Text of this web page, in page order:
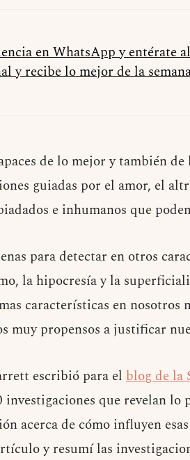
en WhatsApp y
y recibe lo mejor de la
de lo mejor y también
guiadas por el amor, el
e inhumanos que
para detectar en otros
la hipocresía y la
características en nosotros
muy propensos a justificar
escribió para el blog de la
que revelan lo
acerca de cómo influyen
y resumí las